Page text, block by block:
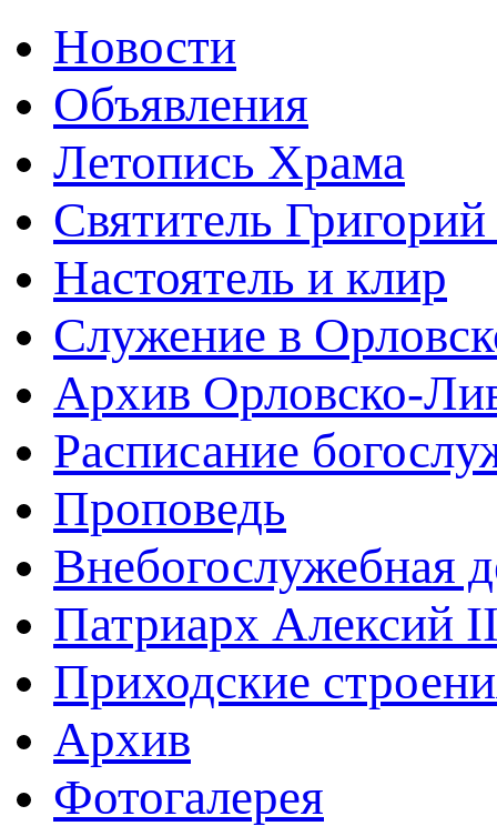
Новости
Объявления
Летопись Храма
Святитель
Настоятель и клир
Служение в
Архив Орловско-
Расписание
Проповедь
Внебогослужебная
Патриарх Алексий
Приходские
Архив
Фотогалерея